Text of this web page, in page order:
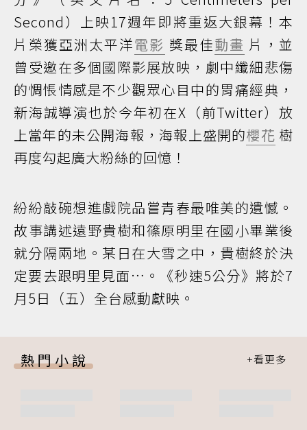
Second）上映17週年即將重返大銀幕！本
片榮獲亞洲太平洋電影 獎最佳動畫 片，並
曾受邀在多個國際影展放映，劇中纖細悲傷
的惆悵情感是不少觀眾心目中的胃痛經典，
新海誠導演也於今年初在X（前Twitter）放
上當年的未公開海報，海報上盛開的櫻花 樹
再度勾起廣大粉絲的回憶！
紛紛敲碗想進戲院品嘗青春最唯美的遺憾。
故事講述遠野貴樹和篠原明里在國小畢業後
就分隔兩地。某日在大雪之中，貴樹終於決
定要去跟明里見面…。《秒速5公分》將於7
月5日（五）全台感動獻映。
熱門小說